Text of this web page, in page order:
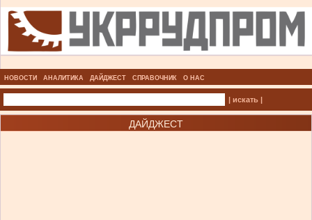
НОВОСТИ АНАЛИТИКА ДАЙДЖЕСТ СПРАВОЧНИК О НАС
| искать |
ДАЙДЖЕСТ